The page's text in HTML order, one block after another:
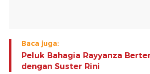
Baca juga:
Peluk Bahagia Rayyanza
dengan Suster Rini